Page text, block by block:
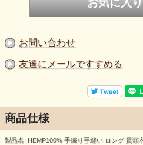
お問い合わせ
友達にメールですすめる
商品仕様
製品名: HEMP100% 手織り手縫い ロング 貫頭